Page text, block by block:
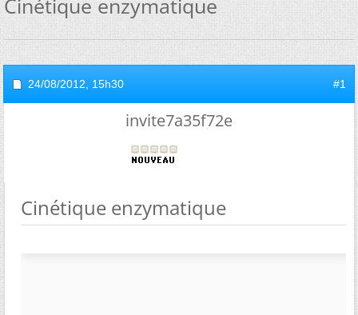
Cinétique enzymatique
24/08/2012, 15h30 #1
invite7a35f72e
Cinétique enzymatique